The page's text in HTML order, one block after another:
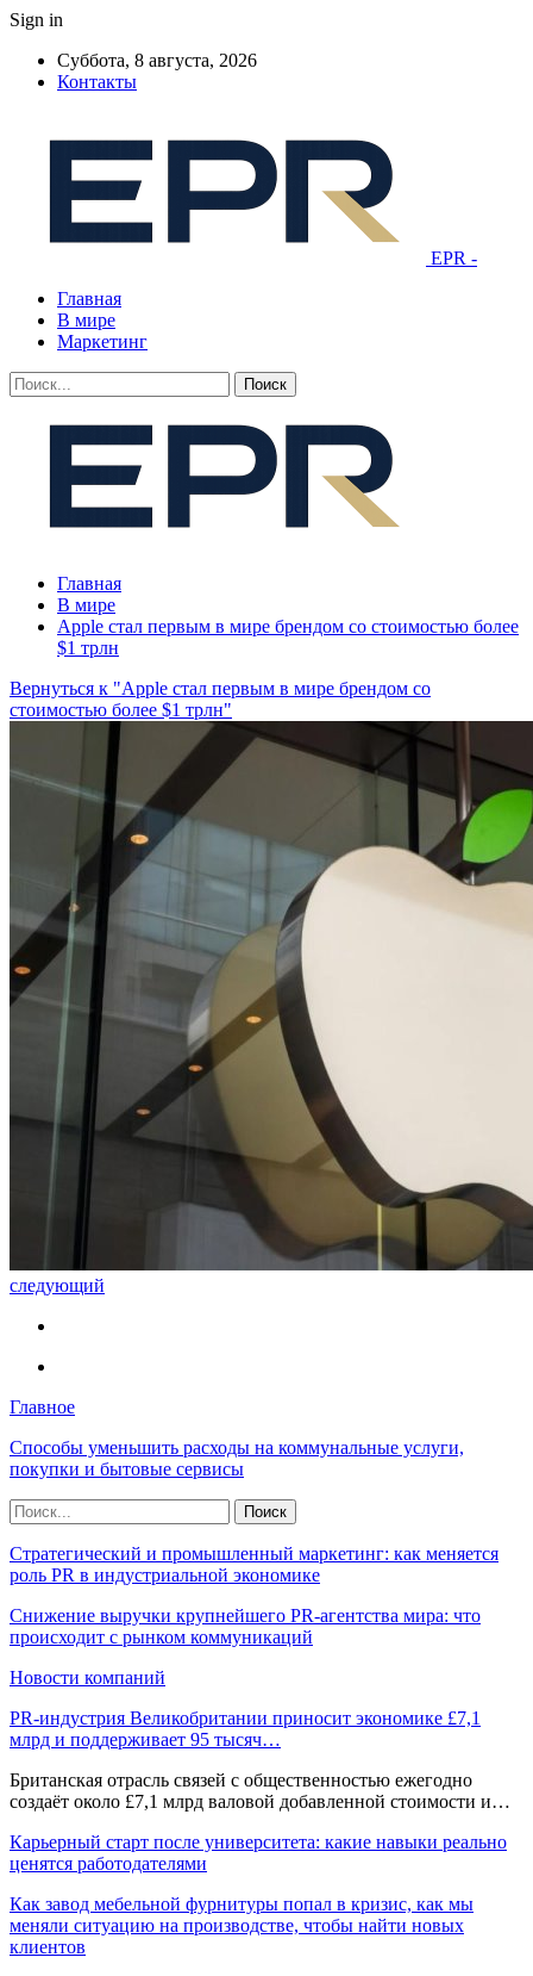
Sign in
Суббота, 8 августа, 2026
Контакты
EPR -
Главная
В мире
Маркетинг
Главная
В мире
Apple стал первым в мире брендом со стоимостью более
$1 трлн
Вернуться к "Apple стал первым в мире брендом со
стоимостью более $1 трлн"
следующий
Главное
Способы уменьшить расходы на коммунальные услуги,
покупки и бытовые сервисы
Стратегический и промышленный маркетинг: как меняется
роль PR в индустриальной экономике
Снижение выручки крупнейшего PR-агентства мира: что
происходит с рынком коммуникаций
Новости компаний
PR-индустрия Великобритании приносит экономике £7,1
млрд и поддерживает 95 тысяч…
Британская отрасль связей с общественностью ежегодно
создаёт около £7,1 млрд валовой добавленной стоимости и…
Карьерный старт после университета: какие навыки реально
ценятся работодателями
Как завод мебельной фурнитуры попал в кризис, как мы
меняли ситуацию на производстве, чтобы найти новых
клиентов